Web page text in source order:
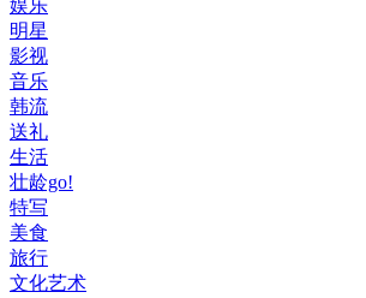
娱乐
明星
影视
音乐
韩流
送礼
生活
壮龄go!
特写
美食
旅行
文化艺术